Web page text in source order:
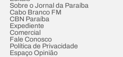
Sobre o Jornal da Paraíba
Cabo Branco FM
CBN Paraíba
Expediente
Comercial
Fale Conosco
Política de Privacidade
Espaço Opinião